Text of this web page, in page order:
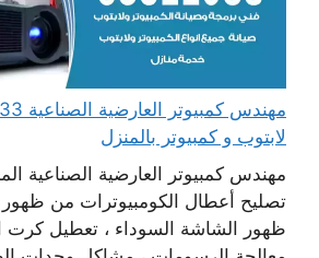
لابتوب و كمبيوتر بالمنزل
مهندس كمبيوتر العارضية الصناعية
تصليح أعطال الكومبيوترات من ظهور
ظهور الشاشة السوداء ، تعطيل كرت